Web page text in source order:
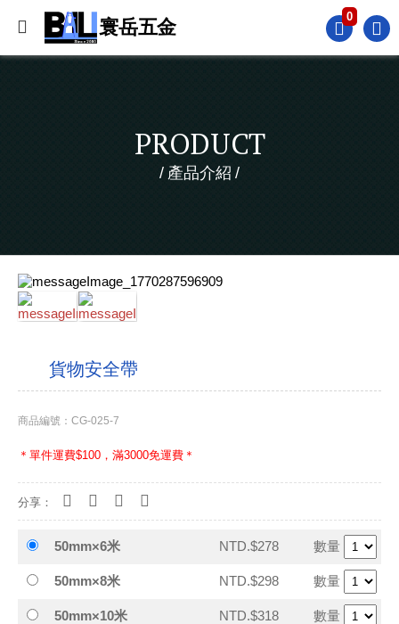
0
PRODUCT
產品介紹
貨物安全帶
商品編號：CG-025-7
＊單件運費$100，滿3000免運費＊
分享：
50mm×6米 NTD.$278 數量
50mm×8米 NTD.$298 數量
50mm×10米 NTD.$318 數量